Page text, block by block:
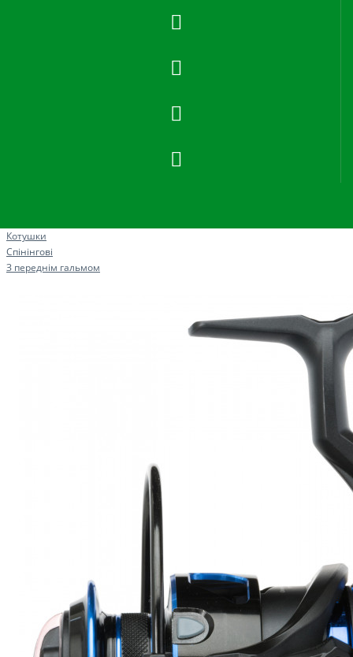
Котушки
Спінінгові
З переднім гальмом